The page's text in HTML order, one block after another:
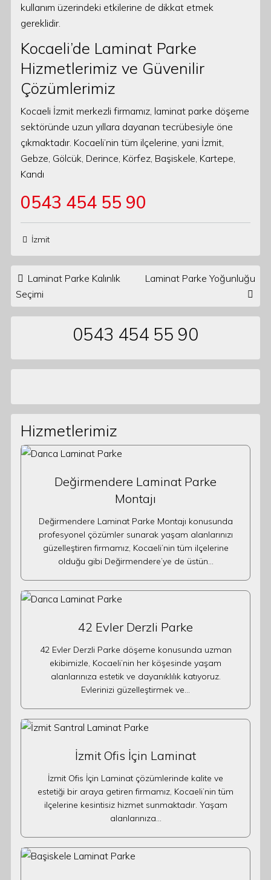
kullanım üzerindeki etkilerine de dikkat etmek
gereklidir.
Kocaeli’de Laminat Parke
Hizmetlerimiz ve Güvenilir
Çözümlerimiz
Kocaeli İzmit merkezli firmamız, laminat parke döşeme
sektöründe uzun yıllara dayanan tecrübesiyle öne
çıkmaktadır. Kocaeli’nin tüm ilçelerine, yani İzmit,
Gebze, Gölcük, Derince, Körfez, Başiskele, Kartepe,
Kandı
0543 454 55 90
İzmit
Post navigation
Laminat Parke Kalınlık
Seçimi
Laminat Parke Yoğunluğu
0543 454 55 90
Hizmetlerimiz
Değirmendere Laminat Parke
Montajı
Değirmendere Laminat Parke Montajı konusunda
profesyonel çözümler sunarak yaşam alanlarınızı
güzelleştiren firmamız, Kocaeli’nin tüm ilçelerine
olduğu gibi Değirmendere’ye de üstün…
42 Evler Derzli Parke
42 Evler Derzli Parke döşeme konusunda uzman
ekibimizle, Kocaeli’nin her köşesinde yaşam
alanlarınıza estetik ve dayanıklılık katıyoruz.
Evlerinizi güzelleştirmek ve…
İzmit Ofis İçin Laminat
İzmit Ofis İçin Laminat çözümlerinde kalite ve
estetiği bir araya getiren firmamız, Kocaeli’nin tüm
ilçelerine kesintisiz hizmet sunmaktadır. Yaşam
alanlarınıza…